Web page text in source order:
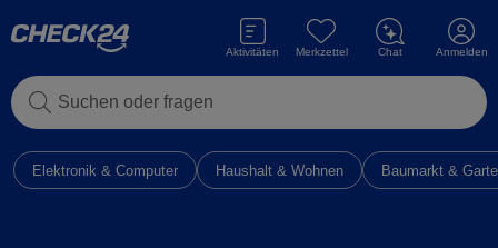
Suchen oder fragen
Aktivitäten Merkzettel Chat Anmelden
Elektronik & Computer Haushalt & Wohnen Baumarkt &